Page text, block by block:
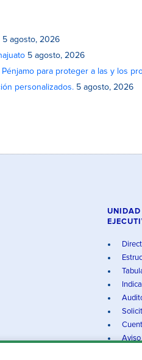
5 agosto, 2026
5 agosto, 2026
para proteger a las y los
personalizados. 5 agosto, 2026
UNIDAD
Aviso